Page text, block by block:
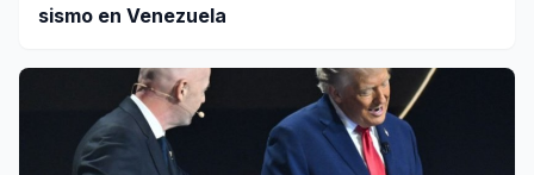
sismo en Venezuela